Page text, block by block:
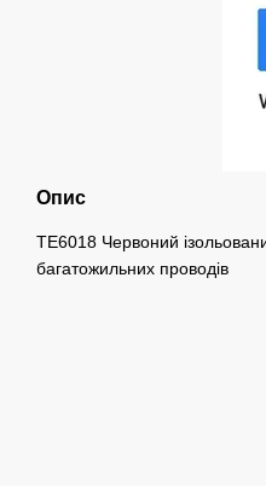
Опис
TE6018 Червоний
багатожильних проводів